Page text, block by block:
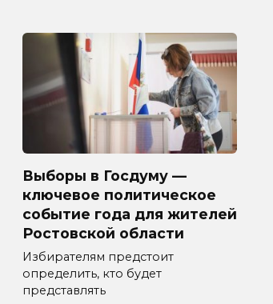
Выборы в Госдуму —
ключевое политическое
событие года для жителей
Ростовской области
Избирателям предстоит
определить, кто будет
представлять